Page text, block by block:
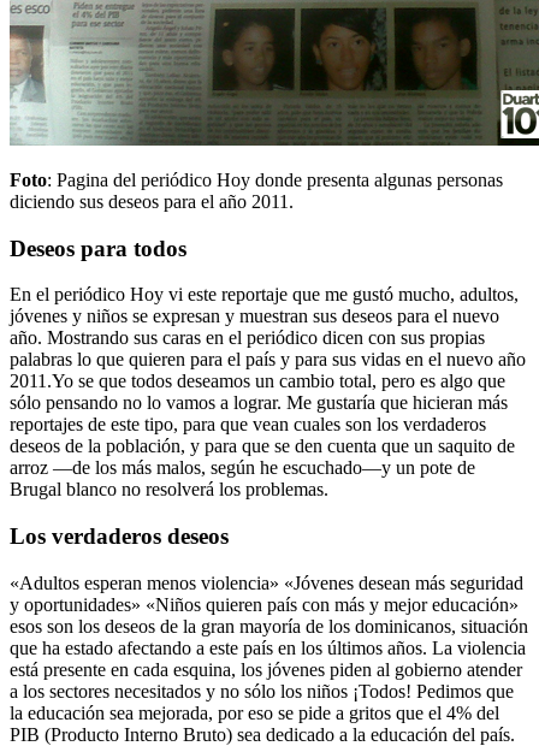
Foto: Pagina del periódico Hoy donde presenta algunas personas
diciendo sus deseos para el año 2011.
Deseos para todos
En el periódico Hoy vi este reportaje que me gustó mucho, adultos,
jóvenes y niños se expresan y muestran sus deseos para el nuevo
año. Mostrando sus caras en el periódico dicen con sus propias
palabras lo que quieren para el país y para sus vidas en el nuevo año
2011.Yo se que todos deseamos un cambio total, pero es algo que
sólo pensando no lo vamos a lograr. Me gustaría que hicieran más
reportajes de este tipo, para que vean cuales son los verdaderos
deseos de la población, y para que se den cuenta que un saquito de
arroz —de los más malos, según he escuchado—y un pote de
Brugal blanco no resolverá los problemas.
Los verdaderos deseos
«Adultos esperan menos violencia» «Jóvenes desean más seguridad
y oportunidades» «Niños quieren país con más y mejor educación»
esos son los deseos de la gran mayoría de los dominicanos, situación
que ha estado afectando a este país en los últimos años. La violencia
está presente en cada esquina, los jóvenes piden al gobierno atender
a los sectores necesitados y no sólo los niños ¡Todos! Pedimos que
la educación sea mejorada, por eso se pide a gritos que el 4% del
PIB (Producto Interno Bruto) sea dedicado a la educación del país.